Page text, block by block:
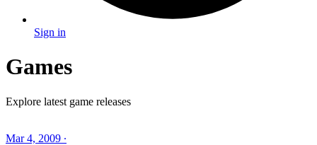
Sign in
Games
Explore latest game releases
Mar 4, 2009 ∙